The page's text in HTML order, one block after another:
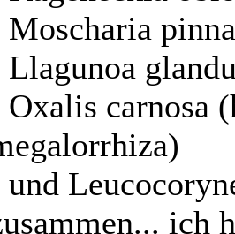
Moscharia
Llagunoa
Oxalis carnosa
und
ich